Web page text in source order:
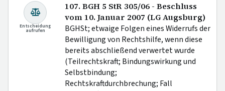
Entscheidung
aufrufen
107. BGH 5 StR 305/06 - Beschluss
vom 10. Januar 2007 (LG Augsburg)
BGHSt; etwaige Folgen eines Widerrufs der
Bewilligung von Rechtshilfe, wenn diese
bereits abschließend verwertet wurde
(Teilrechtskraft; Bindungswirkung und
Selbstbindung;
Rechtskraftdurchbrechung; Fall